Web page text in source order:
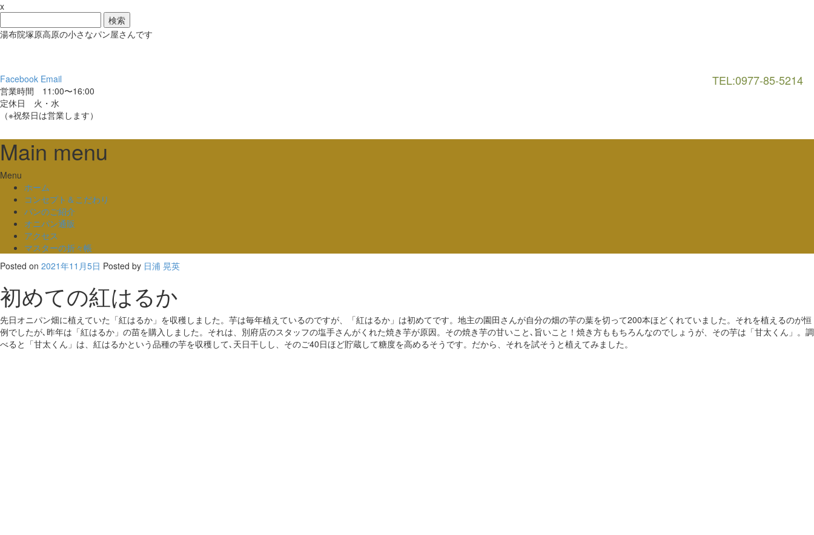
x
索:
湯布院塚原高原の小さなパン屋さんです
TEL:0977-85-5214
Facebook Email
営業時間 11:00〜16:00
定休日 火・水
（※祝祭日は営業します）
Main menu
Skip
content
Menu
ホーム
コンセプト＆こだわり
パンのご紹介
オニパン通販
アクセス
マスターの折々帳
Posted on 2021年11月5日 Posted by 日浦 晃英
初めての紅はるか
先日オニパン畑に植えていた「紅はるか」を収穫しました。芋は毎年植えているのですが、「紅はるか」は初めてです。地主の園田さんが自分の畑の芋の葉を切って200本ほどくれていました。それを植えるのが恒
例でしたが､昨年は「紅はるか」の苗を購入しました。それは、別府店のスタッフの塩手さんがくれた焼き芋が原因。その焼き芋の甘いこと､旨いこと！焼き方ももちろんなのでしょうが、その芋は「甘太くん」。調
べると「甘太くん」は、紅はるかという品種の芋を収穫して､天日干しし、そのご40日ほど貯蔵して糖度を高めるそうです。だから、それを試そうと植えてみました。